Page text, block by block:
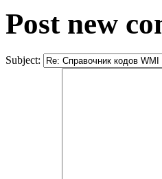
Post new
Subject: